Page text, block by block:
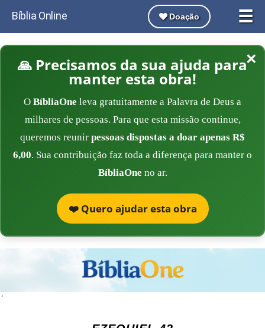
☰
Bíblia Online Doação
×
🙏 Precisamos da sua ajuda para
manter esta obra!
O BíbliaOne leva gratuitamente a Palavra de Deus a
milhares de pessoas. Para que esta missão continue,
queremos reunir pessoas dispostas a doar apenas R$
6,00. Sua contribuição faz toda a diferença para manter o
BíbliaOne no ar.
❤️ Quero ajudar esta obra
´